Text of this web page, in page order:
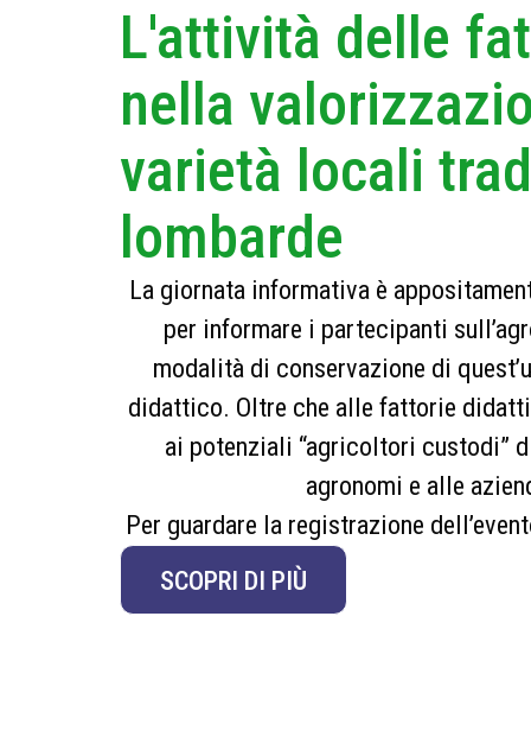
L'attività delle
nella
varietà locali
lombarde
La giornata informativa è
per informare i partecipanti
modalità di conservazione di
didattico. Oltre che alle fattorie
ai potenziali “agricoltori custodi”
agronomi e alle
Per guardare la registrazione
SCOPRI DI PIÙ